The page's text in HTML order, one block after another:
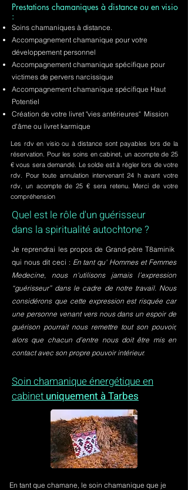
Prestations chamaniques à distance ou en visio
:
Soins chamaniques à distance.
Accompagnement chamanique pour votre
développement personnel
Accompagnement chamanique spécifique pour
victimes de pervers narcissique
Accompagnement chamanique spécifique Haut
Potentiel
Création de votre livret "vies antérieures" Mission
d'âme ou livret karmique
Les rdv en visio ou à distance sont payables lors de la
réservation. Pour les soins en cabinet, un acompte de 25
€ vous sera demandé. Le solde est à régler lors de votre
rdv. Pour toute annulation intervenant 24 h avant votre
rdv, un acompte de 25 € sera retenu. Merci de votre
compréhension
Quel est le rôle d'un guérisseur
dans la spiritualité autochtone ?
Je reprendrai les propos de Grand-père T8aminik
qui nous dit ceci : En tant qu' Hommes et Femmes
Medecine, nous n'utilisons jamais l’expression
“guérisseur” dans le cadre de notre travail. Nous
considérons que cette expression est risquée car
une personne venant vers nous dans un espoir de
guérison pourrait nous remettre tout son pouvoir,
alors que chacun d’entre nous doit être mis en
contact avec son propre pouvoir intérieur.
Soin chamanique énergétique en
cabinet uniquement à Tarbes
En tant que chamane, le soin chamanique que je